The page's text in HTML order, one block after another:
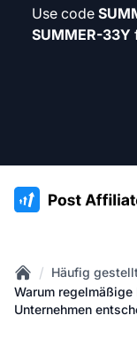
Use code
SUMMER-33Y
:site.title
Home
/ Häufig
Warum
Unternehmen